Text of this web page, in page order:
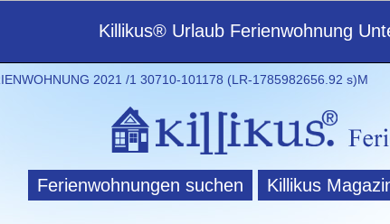
Killikus® Urlaub Ferienwohnung
2021 /1 30710-101178 (LR-1785982656.92 s)M
Ferienwohnungen suchen Killikus